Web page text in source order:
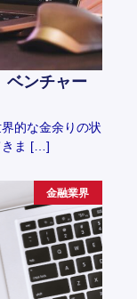
ベンチャー
的な金余りの状
きま […]
金融業界